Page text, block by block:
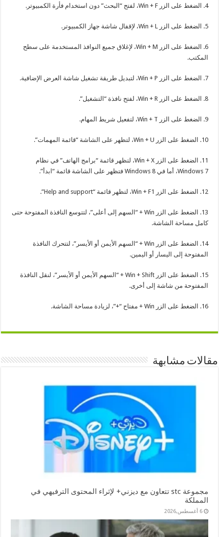
4. الضغط على الزر Win + F، لفتح “البحث” دون استخدام فأرة الكمبيوتر.
5. الضغط على الزر Win + L، لإقفال شاشة جهاز الكمبيوتر.
6. الضغط على الزر Win + M، لإغلاق جميع النوافذ المستخدمة على سطح
المكتب.
7. الضغط على الزر Win + P، لتبديل طريقة تشغيل شاشة العرض الإضافية.
8. الضغط على الزر Win + R، لفتح نافذة “التشغيل”.
9. الضغط على الزر Win + T، لتفعيل شريط المهام.
10. الضغط على الزر Win + U، لتظهر على الشاشة “قائمة المهمات”.
11. الضغط على الزر Win + X، لتظهر قائمة “برامج الهاتف” في نظام
Windows 7، أما في Windows 8 فتظهر على الشاشة قائمة “ابدأ”.
12. الضغط على الزر Win + F1، لتظهر قائمة “Help and support”.
13. الضغط على الزر Win + “السهم إلى أعلى”، لتتوسع النافذة المفتوحة حتى
كامل مساحة الشاشة.
14. الضغط على الزر Win + “السهم الأيمن أو الأيسر”، لتتحرك النافذة
المفتوحة إلى اليسار أو اليمين.
15. الضغط على الزر Win + Shift + “السهم الأيمن أو الأيسر”، لنقل النافذة
المفتوحة من شاشة إلى أخرى.
16. الضغط على الزر Win + مفتاح “+”، لزيادة مساحة الشاشة.
مقالات مشابهة
مجموعة stc تتعاون مع ديزني+ لإثراء المحتوى الترفيهي في
المملكة
6 أغسطس,2026